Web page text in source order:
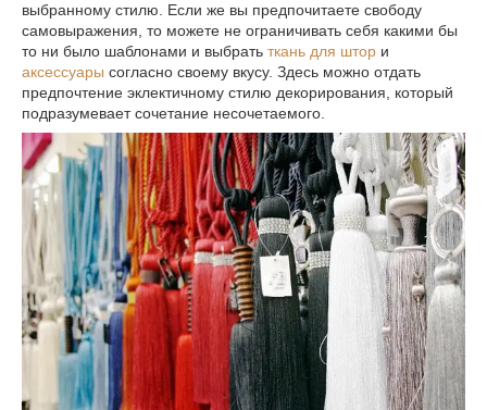
выбранному стилю. Если же вы предпочитаете свободу
самовыражения, то можете не ограничивать себя какими бы
то ни было шаблонами и выбрать ткань для штор и
аксессуары согласно своему вкусу. Здесь можно отдать
предпочтение эклектичному стилю декорирования, который
подразумевает сочетание несочетаемого.